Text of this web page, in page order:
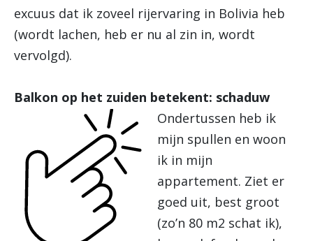
excuus dat ik zoveel rijervaring in Bolivia heb
(wordt lachen, heb er nu al zin in, wordt
vervolgd).
Balkon op het zuiden betekent: schaduw
Ondertussen heb ik
mijn spullen en woon
ik in mijn
appartement. Ziet er
goed uit, best groot
(zo’n 80 m2 schat ik),